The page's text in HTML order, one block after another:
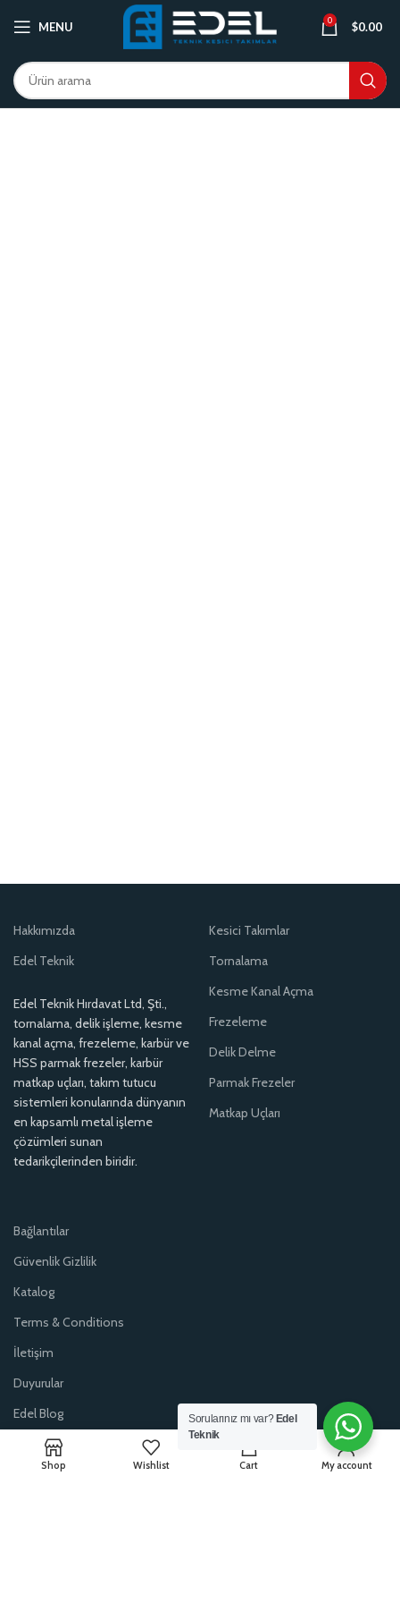
MENU 0 $0.00
Hakkımızda
Edel Teknik
Edel Teknik Hırdavat Ltd, Şti.,
tornalama, delik işleme, kesme
kanal açma, frezeleme, karbür ve
HSS parmak frezeler, karbür
matkap uçları, takım tutucu
sistemleri konularında dünyanın
en kapsamlı metal işleme
çözümleri sunan
tedarikçilerinden biridir.
Kesici Takımlar
Tornalama
Kesme Kanal Açma
Frezeleme
Delik Delme
Parmak Frezeler
Matkap Uçları
Bağlantılar
Güvenlik Gizlilik
Katalog
Terms & Conditions
İletişim
Duyurular
Edel Blog
Sorularınız mı var? Edel
Teknik
Shop Wishlist Cart My account